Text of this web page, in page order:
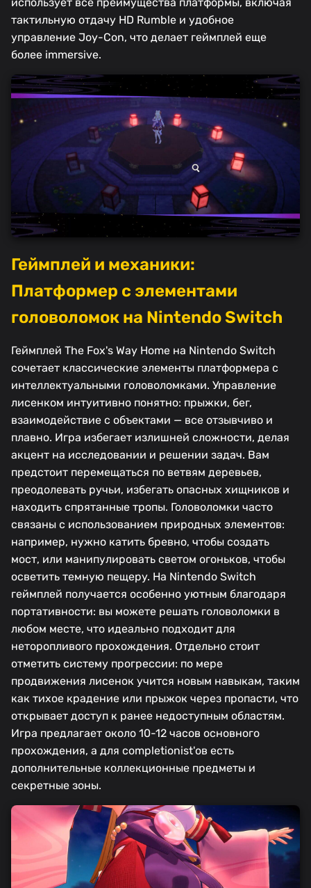
тактильную отдачу HD Rumble и удобное
управление Joy-Con, что делает геймплей еще
более immersive.
Геймплей и механики:
Платформер с элементами
головоломок на Nintendo Switch
Геймплей The Fox's Way Home на Nintendo Switch
сочетает классические элементы платформера с
интеллектуальными головоломками. Управление
лисенком интуитивно понятно: прыжки, бег,
взаимодействие с объектами — все отзывчиво и
плавно. Игра избегает излишней сложности, делая
акцент на исследовании и решении задач. Вам
предстоит перемещаться по ветвям деревьев,
преодолевать ручьи, избегать опасных хищников и
находить спрятанные тропы. Головоломки часто
связаны с использованием природных элементов:
например, нужно катить бревно, чтобы создать
мост, или манипулировать светом огоньков, чтобы
осветить темную пещеру. На Nintendo Switch
геймплей получается особенно уютным благодаря
портативности: вы можете решать головоломки в
любом месте, что идеально подходит для
неторопливого прохождения. Отдельно стоит
отметить систему прогрессии: по мере
продвижения лисенок учится новым навыкам, таким
как тихое крадение или прыжок через пропасти, что
открывает доступ к ранее недоступным областям.
Игра предлагает около 10-12 часов основного
прохождения, а для completionist'ов есть
дополнительные коллекционные предметы и
секретные зоны.